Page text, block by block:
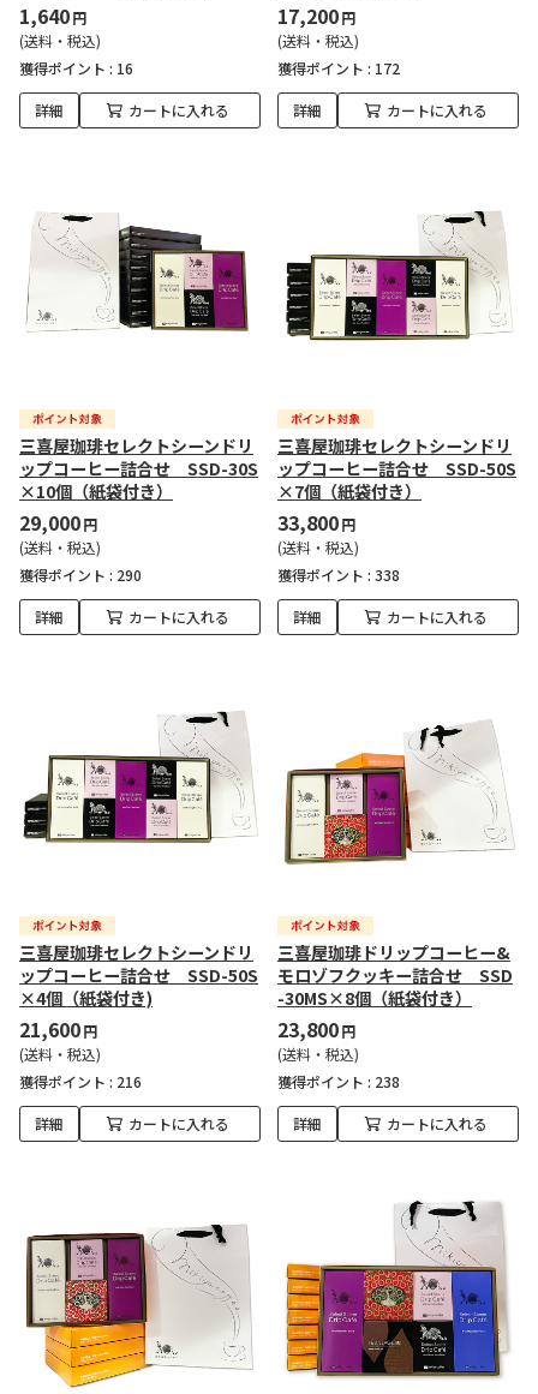
1,640円
(送料・税込)
獲得ポイント : 16
詳細 カートに入れる
17,200円
(送料・税込)
獲得ポイント : 172
詳細 カートに入れる
三喜屋珈琲セレクトシーンドリ
ップコーヒー詰合せ SSD-30S
×10個（紙袋付き）
29,000円
(送料・税込)
獲得ポイント : 290
詳細 カートに入れる
三喜屋珈琲セレクトシーンドリ
ップコーヒー詰合せ SSD-50S
×7個（紙袋付き）
33,800円
(送料・税込)
獲得ポイント : 338
詳細 カートに入れる
三喜屋珈琲セレクトシーンドリ
ップコーヒー詰合せ SSD-50S
×4個（紙袋付き)
21,600円
(送料・税込)
獲得ポイント : 216
詳細 カートに入れる
三喜屋珈琲ドリップコーヒー&
モロゾフクッキー詰合せ SSD
-30MS×8個（紙袋付き）
23,800円
(送料・税込)
獲得ポイント : 238
詳細 カートに入れる